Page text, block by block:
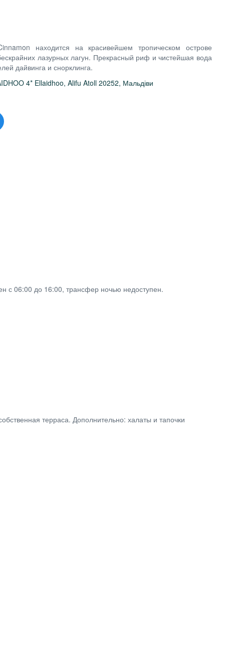
находится на красивейшем тропическом острове
лазурных лагун. Прекрасный риф и чистейшая вода
дайвинга и снорклинга.
4* Ellaidhoo, Alifu Atoll 20252, Мальдіви
с 06:00 до 16:00, трансфер ночью недоступен.
терраса. Дополнительно: халаты и тапочки